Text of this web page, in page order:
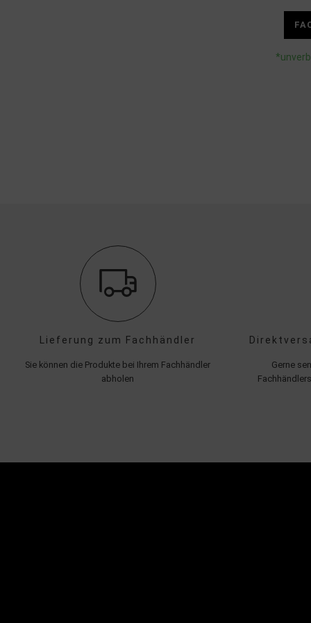
Lieferung zum Fachhändler
Sie können die Produkte bei Ihrem Fachhändler
abholen
Gerne